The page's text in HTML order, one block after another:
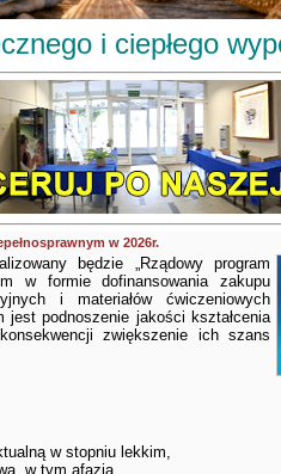
i ciepłego
w 2026r.
będzie „Rządowy program
w formie dofinansowania zakupu
i materiałów ćwiczeniowych
jest podnoszenie jakości kształcenia
zwiększenie ich szans
w stopniu lekkim,
w tym afazją,